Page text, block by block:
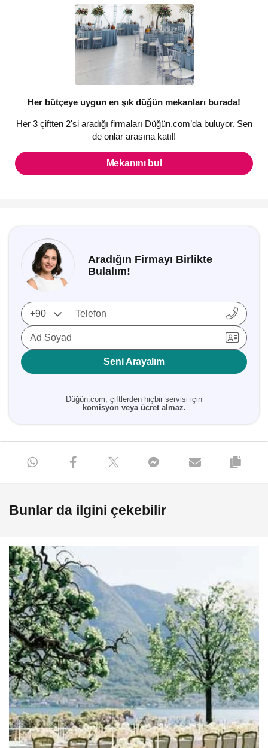
Her bütçeye uygun en şık düğün mekanları burada!
Her 3 çiftten 2'si aradığı firmaları Düğün.com’da buluyor. Sen
de onlar arasına katıl!
Mekanını bul
Aradığın Firmayı Birlikte
Bulalım!
Ad Soyad
Seni Arayalım
Düğün.com, çiftlerden hiçbir servisi için
komisyon veya ücret almaz.
Bunlar da ilgini çekebilir